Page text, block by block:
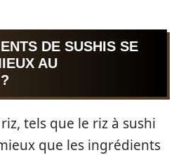
DE SUSHIS SE
AU
tels que le riz à sushi
que les ingrédients